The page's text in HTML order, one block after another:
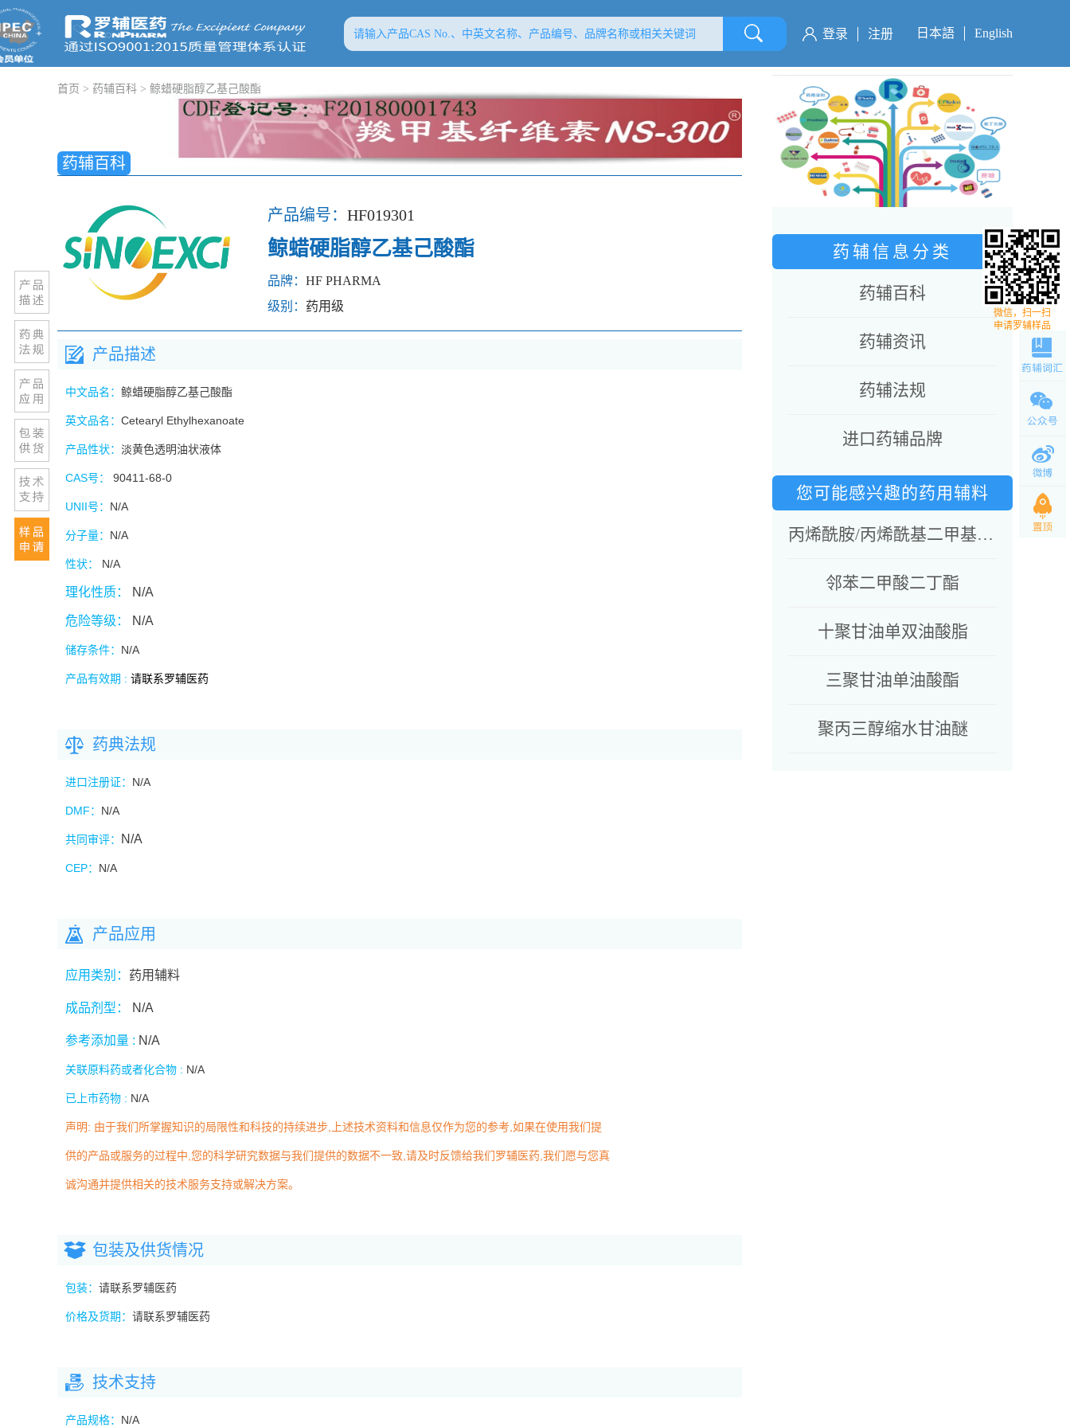
日本語 English
登录 注册
药辅信息分类
药辅百科
药辅资讯
药辅法规
进口药辅品牌
您可能感兴趣的药用辅料
丙烯酰胺/丙烯酰基二甲基牛磺酸钠共聚物&异十六烷&聚山梨酯80&山梨坦油酸酯
邻苯二甲酸二丁酯
十聚甘油单双油酸脂
三聚甘油单油酸酯
聚丙三醇缩水甘油醚
首页 > 药辅百科 > 鲸蜡硬脂醇乙基己酸酯
药辅百科
产品编号： HF019301
鲸蜡硬脂醇乙基己酸酯
品牌： HF PHARMA
级别： 药用级
产品描述
中文品名： 鲸蜡硬脂醇乙基己酸酯
英文品名： Cetearyl Ethylhexanoate
产品性状： 淡黄色透明油状液体
CAS号： 90411-68-0
UNII号： N/A
分子量： N/A
性状： N/A
理化性质： N/A
危险等级： N/A
储存条件： N/A
产品有效期 : 请联系罗辅医药
药典法规
进口注册证： N/A
DMF： N/A
共同审评： N/A
CEP： N/A
产品应用
应用类别： 药用辅料
成品剂型： N/A
参考添加量 : N/A
关联原料药或者化合物 : N/A
已上市药物 : N/A
声明: 由于我们所掌握知识的局限性和科技的持续进步,上述技术资料和信息仅作为您的参考,如果在使用我们提
供的产品或服务的过程中,您的科学研究数据与我们提供的数据不一致,请及时反馈给我们罗辅医药,我们愿与您真
诚沟通并提供相关的技术服务支持或解决方案。
包装及供货情况
包装： 请联系罗辅医药
价格及货期： 请联系罗辅医药
技术支持
产品规格： N/A
微信，扫一扫
申请罗辅样品